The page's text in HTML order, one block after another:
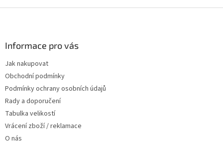
Informace pro vás
Jak nakupovat
Obchodní podmínky
Podmínky ochrany osobních údajů
Rady a doporučení
Tabulka velikostí
Vrácení zboží / reklamace
O nás